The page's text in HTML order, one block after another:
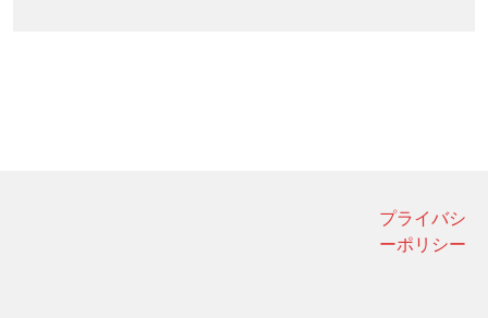
プライバシ
ーポリシー